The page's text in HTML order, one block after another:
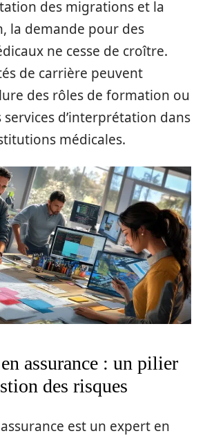
des migrations et la
la demande pour des
ne cesse de croître.
de carrière peuvent
des rôles de formation ou
d’interprétation dans
médicales.
assurance : un pilier
des risques
est un expert en